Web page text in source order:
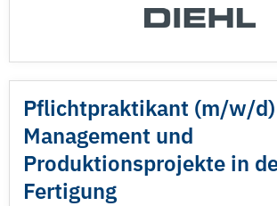
Pflichtpraktikant (m/w/
Management und
Produktionsprojekte in
Fertigung